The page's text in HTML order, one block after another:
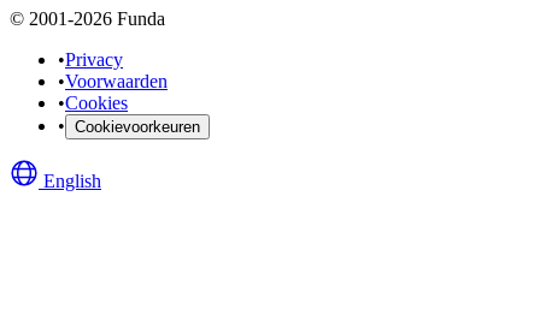
© 2001-2026 Funda
•Privacy
•Voorwaarden
•Cookies
• Cookievoorkeuren
English